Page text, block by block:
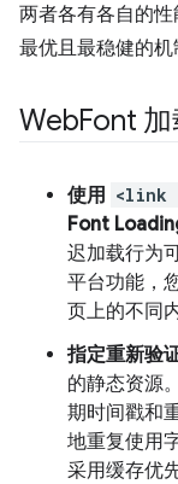
两者各有各自的
最优且最稳健的机
WebFont
使用 <link
Font
迟加载行为
平台功能，
页上的不同
指定重新验
的静态资源
期时间戳和
地重复使用
采用缓存优